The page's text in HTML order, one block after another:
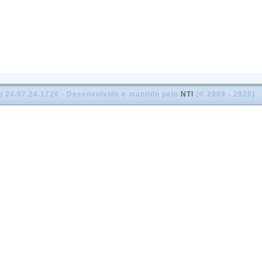
24.07.24.1726 - Desenvolvido e mantido pelo NTI (© 2009 - 2026)